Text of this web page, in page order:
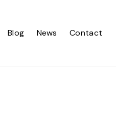
Blog News Contact